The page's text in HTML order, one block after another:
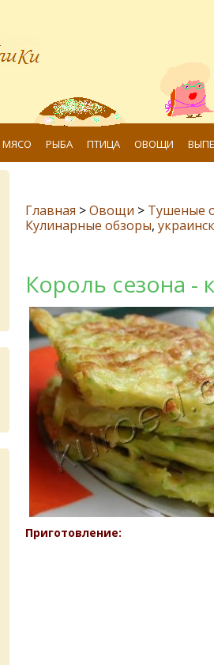
МЯСО РЫБА ПТИЦА ОВОЩИ
Главная >Овощи > Тушеные
Кулинарные обзоры,
Король сезона -
Приготовление: